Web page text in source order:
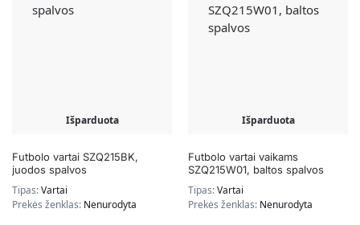
Išparduota
Futbolo vartai SZQ215BK,
juodos spalvos
Tipas:Vartai
Prekės ženklas: Nenurodyta
Išparduota
Futbolo vartai vaikams
SZQ215W01, baltos spalvos
Tipas:Vartai
Prekės ženklas: Nenurodyta